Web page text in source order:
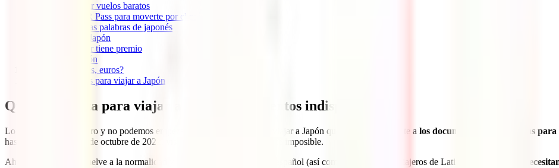
Cómo encontrar vuelos baratos
Hazte con el JR Pass para moverte por el país… o no
Aprende algunas palabras de japonés
Qué comer en Japón
Ser madrugador tiene premio
Internet en Japón
Dinero, ¿yenes, euros?
Otros consejos para viajar a Japón
Qué se necesita para viajar a Japón, documentos indispensables
Lo primero es lo primero y no podemos empezar con otro consejo para viajar a Japón que no sea el referente a los documentos que necesitas
hasta el pasado día 10 de octubre de 2022, visitar el país era prácticamente imposible.
Ahora, por fin, todo vuelve a la normalidad y los viajeros con pasaporte español (así como la mayoría de viajeros de Latinoamérica)
ya no